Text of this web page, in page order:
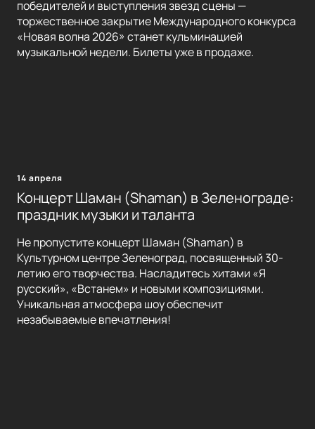
победителей и выступления звезд сцены —
торжественное закрытие Международного конкурса
«Новая волна 2026» станет кульминацией
музыкальной недели. Билеты уже в продаже.
14 апреля
Концерт Шаман (Shaman) в Зеленограде:
праздник музыки и таланта
Не пропустите концерт Шаман (Shaman) в
Культурном центре Зеленоград, посвященный 30-
летию его творчества. Насладитесь хитами «Я
русский», «Встанем» и новыми композициями.
Уникальная атмосфера шоу обеспечит
незабываемые впечатления!